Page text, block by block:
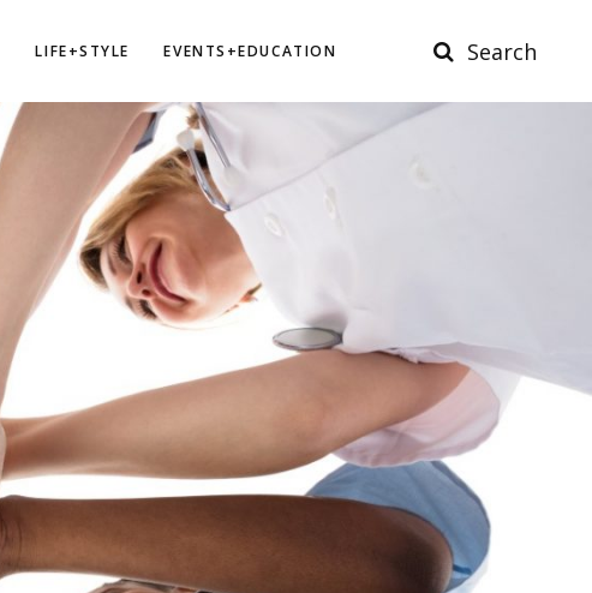
LIFE+STYLE EVENTS+EDUCATION Search